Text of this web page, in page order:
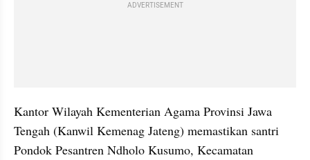
ADVERTISEMENT
Kantor Wilayah Kementerian Agama Provinsi Jawa
Tengah (Kanwil Kemenag Jateng) memastikan santri
Pondok Pesantren Ndholo Kusumo, Kecamatan